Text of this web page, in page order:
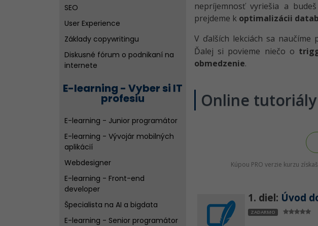
SEO
User Experience
Základy copywritingu
Diskusné fórum o podnikaní na
internete
E-learning - Vyber si IT
profesiu
E-learning - Junior programátor
E-learning - Vývojár mobilných
aplikácií
Webdesigner
E-learning - Front-end
developer
Špecialista na AI a bigdata
E-learning - Senior programátor
nepríjemnosť vyriešia a
prejdeme k optimalizácii
V ďalších lekciách sa naučíme
Ďalej si povieme niečo o
obmedzenie.
Online tutoriály
Kúpou PRO verzie kurzu
1. diel: Úvod
ZADARMO